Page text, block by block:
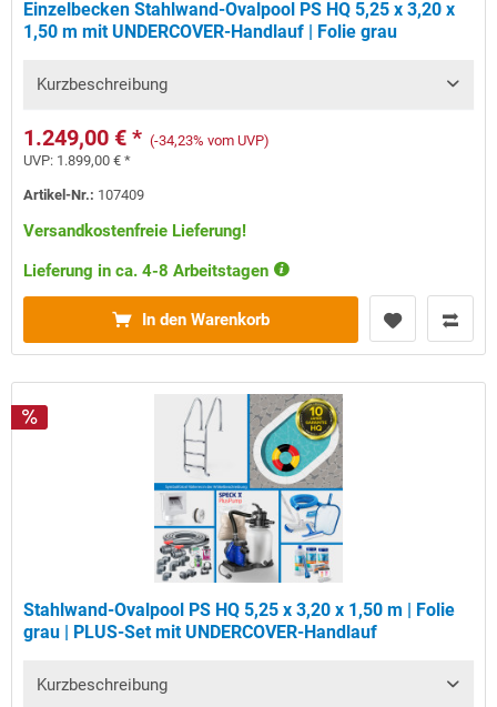
Einzelbecken Stahlwand-Ovalpool PS HQ 5,25 x 3,20 x
1,50 m mit UNDERCOVER-Handlauf | Folie grau
Kurzbeschreibung
1.249,00 € * (-34,23% vom UVP)
UVP: 1.899,00 € *
Artikel-Nr.: 107409
Versandkostenfreie Lieferung!
Lieferung in ca. 4-8 Arbeitstagen
In den Warenkorb
Stahlwand-Ovalpool PS HQ 5,25 x 3,20 x 1,50 m | Folie
grau | PLUS-Set mit UNDERCOVER-Handlauf
Kurzbeschreibung